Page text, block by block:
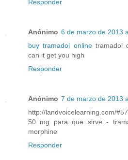
Responder
Anónimo 6 de marzo de 2013
buy tramadol onlinetramadol
can it get you high
Responder
Anónimo 7 de marzo de 2013
http://landvoicelearning.com/
50 mg para que sirve -
morphine
Responder